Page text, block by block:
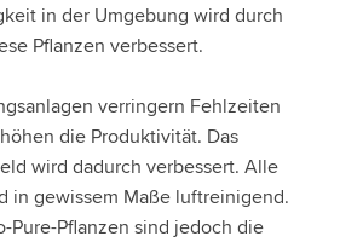
in der Umgebung wird durch
Pflanzen verbessert.
verringern Fehlzeiten
die Produktivität. Das
wird dadurch verbessert. Alle
in gewissem Maße luftreinigend.
Pure-Pflanzen sind jedoch die